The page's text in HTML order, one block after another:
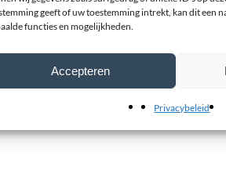
geeft of uw toestemming intrekt, kan dit een
functies en mogelijkheden.
Accepteren
Privacybeleid
Duimbandage /
7 reviews
Huidige
incl. btw